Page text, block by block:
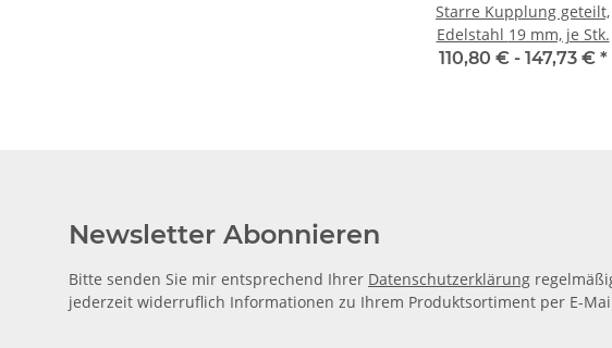
Starre Kupplung geteilt,
Edelstahl 19 mm, je Stk.
110,80 € - 147,73 € *
Newsletter Abonnieren
Bitte senden Sie mir entsprechend Ihrer Datenschutzerklärung
jederzeit widerruflich Informationen zu Ihrem Produktsortiment per E-